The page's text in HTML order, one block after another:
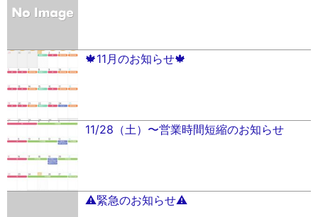
🍁11月のお知らせ🍁
11/28（土）〜営業時間短縮のお知らせ
⚠️緊急のお知らせ⚠️